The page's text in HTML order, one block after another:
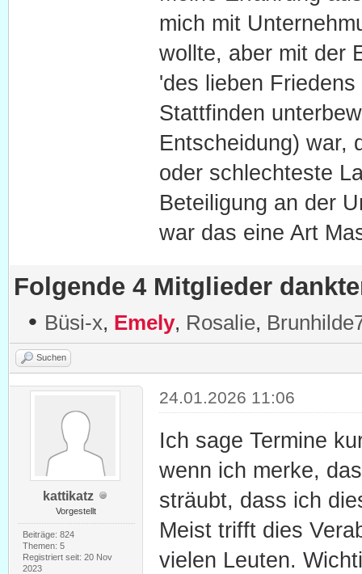
mich mit
wollte, aber mit der
'des lieben
Stattfinden
Entscheidung) war,
oder schlechteste
Beteiligung an der
war das eine Art
Folgende 4 Mitglieder
• Büsi-x, Emely, Rosalie,
Suchen
kattikatz
Vorgestellt
Beiträge: 824
Themen: 5
Registriert seit: 20 Nov
2023
24.01.2026 11:06
Ich sage Termine
wenn ich merke,
sträubt, dass ich
Meist trifft dies
vielen Leuten.